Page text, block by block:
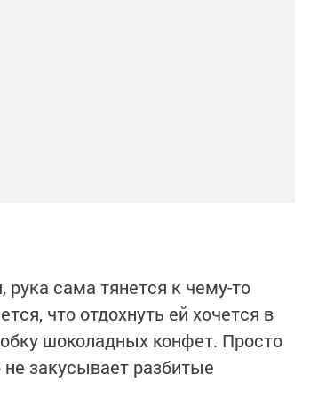
рука сама тянется к чему-то
что отдохнуть ей хочется в
шоколадных конфет. Просто
закусывает разбитые